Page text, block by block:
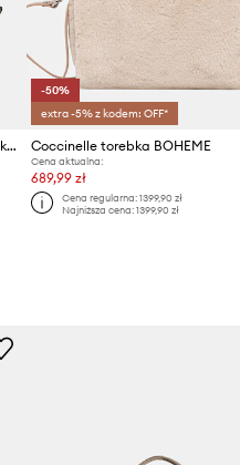
Coccinelle torebka crossbody damska skórzana
-50%
extra -5% z kodem: OFF*
Coccinelle torebka BOHEME
Cena aktualna:
689,99 zł
Cena regularna: 1399,90 zł
Najniższa cena: 1399,90 zł